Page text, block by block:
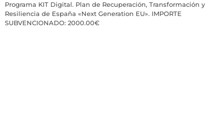
Programa KIT Digital. Plan de Recuperación, Transformación y
Resiliencia de España «Next Generation EU». IMPORTE
SUBVENCIONADO: 2000.00€